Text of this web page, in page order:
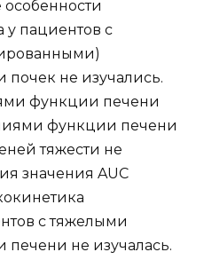
пациентов с
не изучались.
функции печени
функции печени
тяжести не
значения AUC
с тяжелыми
не изучалась.